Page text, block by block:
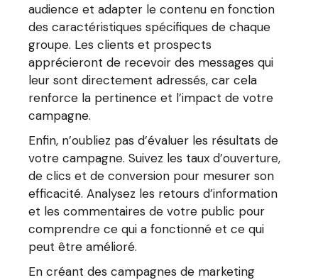
audience et adapter le contenu en fonction
des caractéristiques spécifiques de chaque
groupe. Les clients et prospects
apprécieront de recevoir des messages qui
leur sont directement adressés, car cela
renforce la pertinence et l’impact de votre
campagne.
Enfin, n’oubliez pas d’évaluer les résultats de
votre campagne. Suivez les taux d’ouverture,
de clics et de conversion pour mesurer son
efficacité. Analysez les retours d’information
et les commentaires de votre public pour
comprendre ce qui a fonctionné et ce qui
peut être amélioré.
En créant des campagnes de marketing